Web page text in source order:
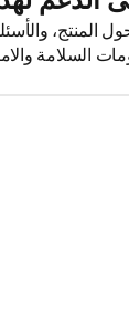
المنتج،
السلامة